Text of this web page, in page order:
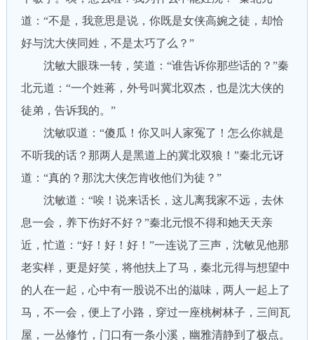
道：“不是，我意思是说，你既是女侠高婉之徒，却恰
好与沈大侠同姓，不是太巧了么？”
沈敏大眼珠一转，笑道：“谁告诉你那些话的？”秦
北元道：“一个姓蒋，外号叫冀北双杰，也是沈大侠的
徒弟，告诉我的。”
沈敏叹道：“傻瓜！你又叫人家冤了！怎么你就是
不听我的话？那两人是黑道上的冀北双狼！”秦北元讶
道：“真的？那沈大侠怎肯收他们为徒？”
沈敏道：“唉！说来话长，这儿离我家不远，去休
息一会，养下伤好不好？”秦北元恨不得和她天天亲
近，忙道：“好！好！好！”一连说了三声，沈敏见他那
老实样，更是好笑，将他扶上了马，秦北元得与想望中
的人在一起，心中有一股说不出的滋味，两人一起上了
马，不一会，便上了小路，穿过一座桃树林子，三间瓦
屋，一丛修竹，门口有一条小溪，幽雅清静到了极点。